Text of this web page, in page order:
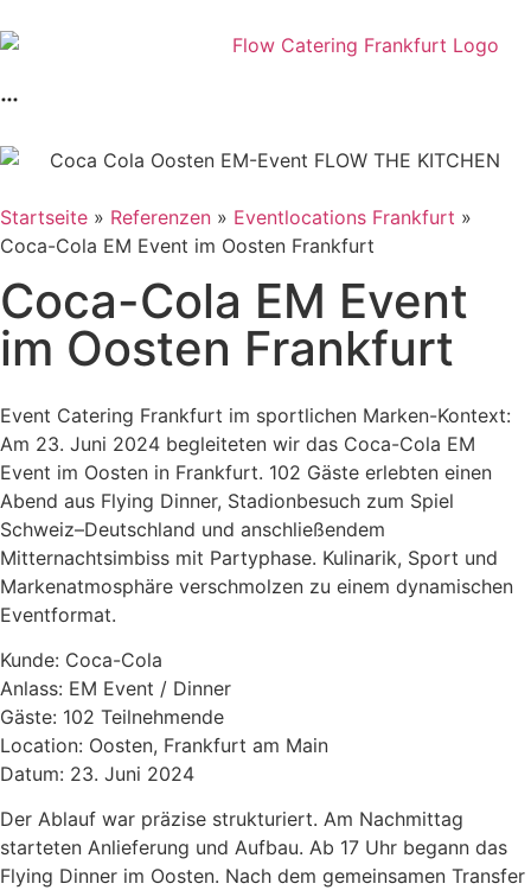
Startseite » Referenzen » Eventlocations Frankfurt »
Coca-Cola EM Event im Oosten Frankfurt
Coca-Cola EM Event
im Oosten Frankfurt
Event Catering Frankfurt im sportlichen Marken-Kontext:
Am 23. Juni 2024 begleiteten wir das Coca-Cola EM
Event im Oosten in Frankfurt. 102 Gäste erlebten einen
Abend aus Flying Dinner, Stadionbesuch zum Spiel
Schweiz–Deutschland und anschließendem
Mitternachtsimbiss mit Partyphase. Kulinarik, Sport und
Markenatmosphäre verschmolzen zu einem dynamischen
Eventformat.
Kunde: Coca-Cola
Anlass: EM Event / Dinner
Gäste: 102 Teilnehmende
Location: Oosten, Frankfurt am Main
Datum: 23. Juni 2024
Der Ablauf war präzise strukturiert. Am Nachmittag
starteten Anlieferung und Aufbau. Ab 17 Uhr begann das
Flying Dinner im Oosten. Nach dem gemeinsamen Transfer